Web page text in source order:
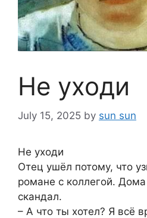
Не уходи
July 15, 2025 by sun sun
Не уходи
Отец ушёл потому, что
романе с коллегой.
скандал.
– А что ты хотел? Я всё